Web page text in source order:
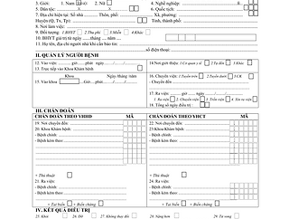
hoa):
8
X
X